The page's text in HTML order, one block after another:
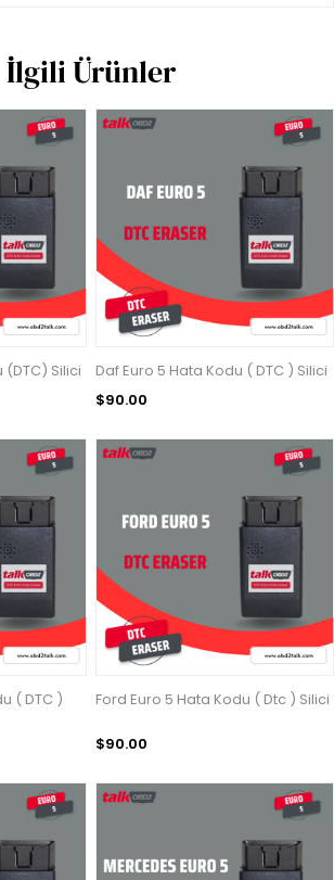
İlgili Ürünler
(DTC) Silici
Daf Euro 5 Hata Kodu ( DTC ) Silici
$90.00
( DTC ) Ford Euro 5 Hata Kodu ( Dtc ) Silici
$90.00